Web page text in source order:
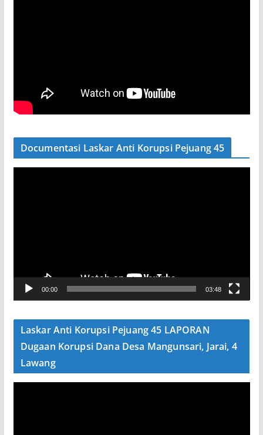
Documentasi Laskar Anti Korupsi Pejuang 45
V
e
00:00 03:48
Laskar Anti Korupsi Pejuang 45 LAPORAN
Dugaan Korupsi Dana Desa Mangunsari, Jarai, 4
Lawang